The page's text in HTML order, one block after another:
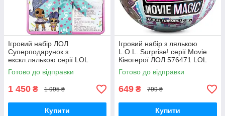
Ігровий набір ЛОЛ
Суперподарунок з
екскл.лялькою серії LOL
Surprise Deluxe Present
576419 Оригінал
Готово до відправки
1 450 ₴ 1 995 ₴
Купити
Ігровий набір з лялькою
L.O.L. Surprise! серії Movie
Кіногерої ЛОЛ 576471 LOL
Surprise Magic Dolls MGA
Оригінал MyDoll.com.ua
Готово до відправки
649 ₴ 799 ₴
Купити